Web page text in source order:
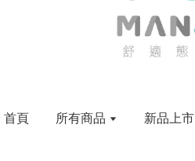
首頁 所有商品 新品上市